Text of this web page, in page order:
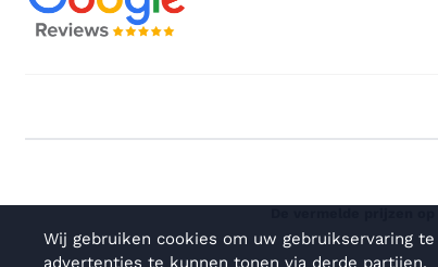
Wij gebruiken cookies om uw gebruikservaring
advertenties te kunnen tonen via derde partijen.